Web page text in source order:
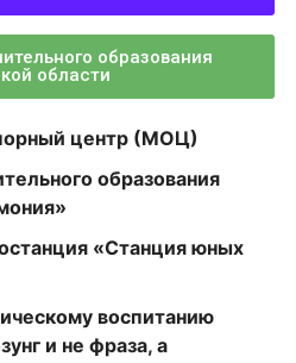
образования
области
центр (МОЦ)
образования
«Станция юных
воспитанию
и не фраза, а